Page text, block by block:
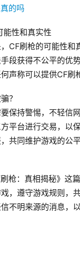
能性和真实性
CF刷枪的可能性
段获得不公平的优
声称可以提供CF刷
？
保持警惕，不轻信
平台进行交易，以
共同维护游戏的公
枪：真相揭秘》这
，遵守游戏规则，
不明来源的消息，以